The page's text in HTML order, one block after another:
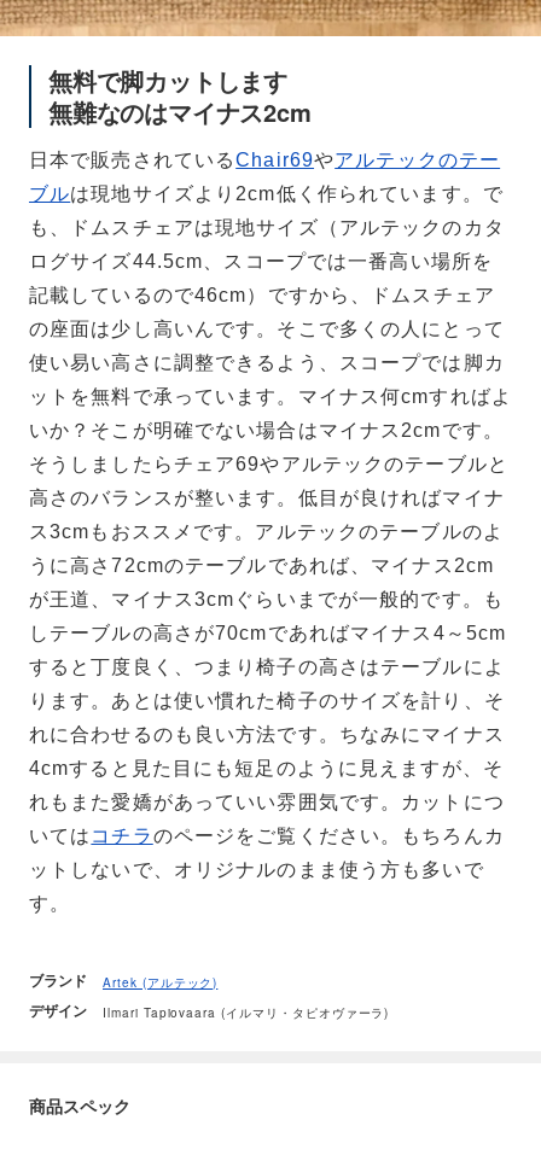
無料で脚カットします
無難なのはマイナス2cm
日本で販売されているChair69やアルテックのテー
ブルは現地サイズより2cm低く作られています。で
も、ドムスチェアは現地サイズ（アルテックのカタ
ログサイズ44.5cm、スコープでは一番高い場所を
記載しているので46cm）ですから、ドムスチェア
の座面は少し高いんです。そこで多くの人にとって
使い易い高さに調整できるよう、スコープでは脚カ
ットを無料で承っています。マイナス何cmすればよ
いか？そこが明確でない場合はマイナス2cmです。
そうしましたらチェア69やアルテックのテーブルと
高さのバランスが整います。低目が良ければマイナ
ス3cmもおススメです。アルテックのテーブルのよ
うに高さ72cmのテーブルであれば、マイナス2cm
が王道、マイナス3cmぐらいまでが一般的です。も
しテーブルの高さが70cmであればマイナス4～5cm
すると丁度良く、つまり椅子の高さはテーブルによ
ります。あとは使い慣れた椅子のサイズを計り、そ
れに合わせるのも良い方法です。ちなみにマイナス
4cmすると見た目にも短足のように見えますが、そ
れもまた愛嬌があっていい雰囲気です。カットにつ
いては コチラのページをご覧ください。もちろんカ
ットしないで、オリジナルのまま使う方も多いで
す。
ブランド Artek (アルテック)
デザイン Ilmari Tapiovaara (イルマリ・タピオヴァーラ)
商品スペック